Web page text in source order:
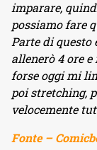
imparare,
possiamo fare
Parte di questo
allenerò 4 ore
forse oggi mi
poi stretching,
velocemente
Fonte –